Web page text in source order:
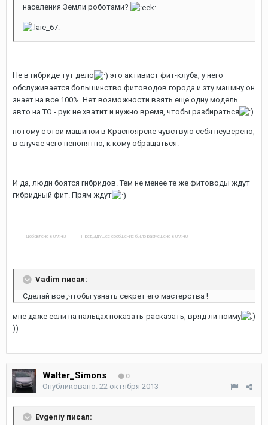
населения Земли роботами?
Не в гибриде тут дело
это активист фит-клуба, у него
обслуживается большинство фитоводов города и эту машину он
знает на все 100%. Нет возможности взять еще одну модель
авто на ТО - рук не хватит и нужно время, чтобы разбираться
потому с этой машиной в Красноярске чувствую себя неуверено,
в случае чего непонятно, к кому обращаться.
И да, люди боятся гибридов. Тем не менее те же фитоводы ждут
гибридный фит. Прям ждут
---------- Добавлено в 09:43 ---------- Предыдущее сообщение было размещено в 09:40 ----------
Vadim писал:
Сделай все ,чтобы узнать секрет его мастерства !
мне даже если на пальцах показать-расказать, вряд ли пойму
))
Walter_Simons 0
Опубликовано: 22 октября 2013
Evgeniy писал: